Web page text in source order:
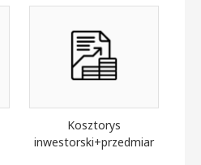
Kosztorys
inwestorski+przedmiar